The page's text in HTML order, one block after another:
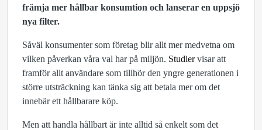
främja mer hållbar konsumtion och lanserar en uppsjö
nya filter.
Såväl konsumenter som företag blir allt mer medvetna om
vilken påverkan våra val har på miljön. Studiervisar att
framför allt användare som tillhör den yngre generationen i
större utsträckning kan tänka sig att betala mer om det
innebär ett hållbarare köp.
Men att handla hållbart är inte alltid så enkelt som det